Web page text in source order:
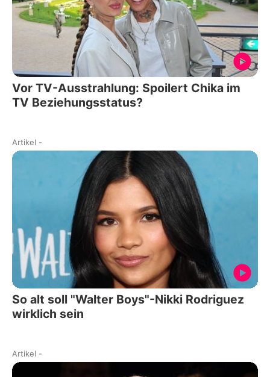
Vor TV-Ausstrahlung: Spoilert Chika im
TV Beziehungsstatus?
Artikel -
So alt soll "Walter Boys"-Nikki Rodriguez
wirklich sein
Artikel -